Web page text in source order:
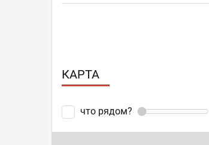
КАРТА
что рядом?